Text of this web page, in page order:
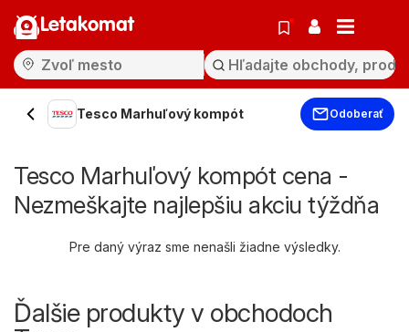
Letakomat
Tesco Marhuľový kompót Odoberať
Tesco Marhuľový kompót cena -
Nezmeškajte najlepšiu akciu týždňa
Pre daný výraz sme nenašli žiadne výsledky.
Ďalšie produkty v obchodoch